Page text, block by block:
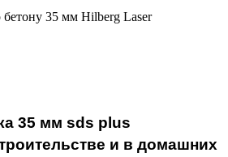
35 мм sds plus
и в домашних